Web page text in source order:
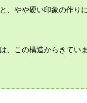
、やや硬い印象の作
、この構造からきて